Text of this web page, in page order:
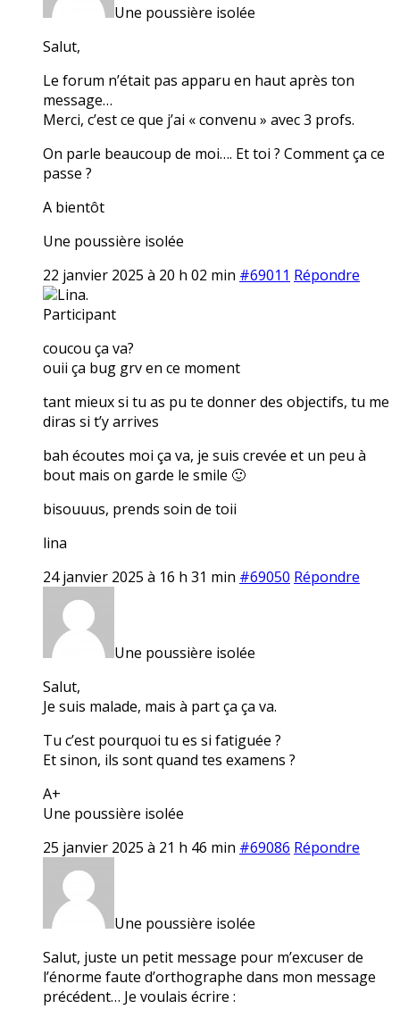
Une poussière isolée
Salut,
Le forum n’était pas apparu en haut après ton
message…
Merci, c’est ce que j’ai « convenu » avec 3 profs.
On parle beaucoup de moi…. Et toi ? Comment ça ce
passe ?
A bientôt
Une poussière isolée
22 janvier 2025 à 20 h 02 min #69011 Répondre
Lina.
Participant
coucou ça va?
ouii ça bug grv en ce moment
tant mieux si tu as pu te donner des objectifs, tu me
diras si t’y arrives
bah écoutes moi ça va, je suis crevée et un peu à
bout mais on garde le smile 🙂
bisouuus, prends soin de toii
lina
24 janvier 2025 à 16 h 31 min #69050 Répondre
Une poussière isolée
Salut,
Je suis malade, mais à part ça ça va.
Tu c’est pourquoi tu es si fatiguée ?
Et sinon, ils sont quand tes examens ?
A+
Une poussière isolée
25 janvier 2025 à 21 h 46 min #69086 Répondre
Une poussière isolée
Salut, juste un petit message pour m’excuser de
l’énorme faute d’orthographe dans mon message
précédent… Je voulais écrire :